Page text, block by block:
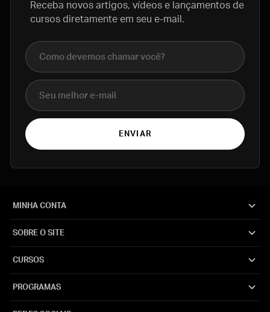
Receba novos artigos, vídeos e lançamentos de
cursos diretamente em seu e-mail.
Nome completo
E-mail
ENVIAR
MINHA CONTA
SOBRE O SITE
CURSOS
PROGRAMAS